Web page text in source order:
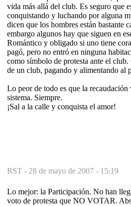
vida más allá del club. Es seguro que
conquistando y luchando por alguna
dicen que los hombres están bastante
embargo algunos hay que siguen en
Romántico y obligado si uno tiene
pagó, pero no entró en ninguna
como símbolo de protesta ante el
de un club, pagando y alimentando al
Lo peor de todo es que la recaudación
sistema. Siempre.
¡Sal a la calle y conquista el amor!
RST - 28 de mayo de 2007 - 15:19
Lo mejor: la Participación. No han
voto de protesta que NO VOTAR.